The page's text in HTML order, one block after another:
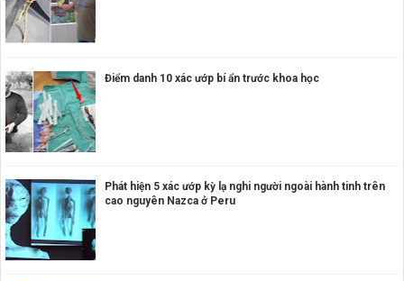
Điểm danh 10 xác ướp bí ẩn trước khoa học
Phát hiện 5 xác ướp kỳ lạ nghi người ngoài hành tinh trên
cao nguyên Nazca ở Peru